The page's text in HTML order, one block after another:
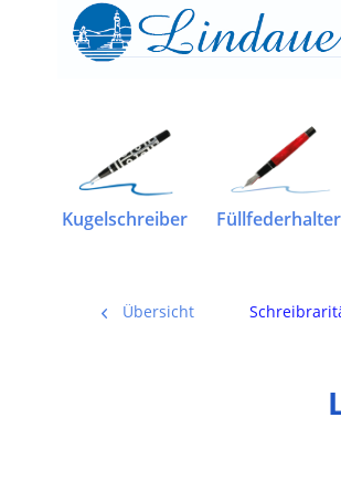
Kugelschreiber Füllfederhalter
Übersicht